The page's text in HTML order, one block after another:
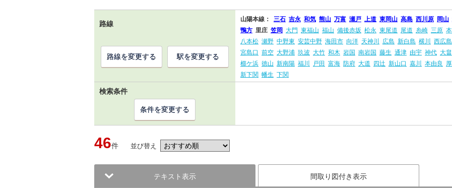
路線
山陽本線： 三石 吉永 和気 熊山 万富 瀬戸 上道 東岡山 高島 西川原 岡山
鴨方 里庄 笠岡 大門 東福山 福山 備後赤坂 松永 東尾道 尾道 糸崎 三原
八本松 瀬野 中野東 安芸中野 海田市 向洋 天神川 広島 新白島 横川 西広島
宮島口 前空 大野浦 玖波 大竹 和木 岩国 南岩国 藤生 通津 由宇 神代 大畠
櫛ケ浜 徳山 新南陽 福川 戸田 富海 防府 大道 四辻 新山口 嘉川 本由良
新下関 幡生 下関
路線を変更する 駅を変更する
検索条件
条件を変更する
46件 並び替え
テキスト表示 間取り図付き表示